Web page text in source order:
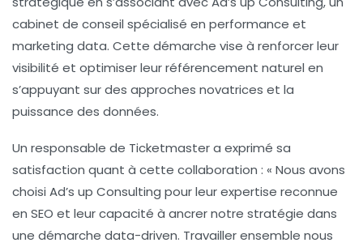
cabinet de conseil spécialisé en performance et
marketing data. Cette démarche vise à renforcer leur
visibilité et optimiser leur référencement naturel en
s’appuyant sur des approches novatrices et la
puissance des données.
Un responsable de Ticketmaster a exprimé sa
satisfaction quant à cette collaboration : « Nous avons
choisi Ad’s up Consulting pour leur expertise reconnue
en SEO et leur capacité à ancrer notre stratégie dans
une démarche data-driven. Travailler ensemble nous